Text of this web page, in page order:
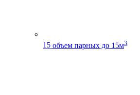
15 объем парных до 15м3